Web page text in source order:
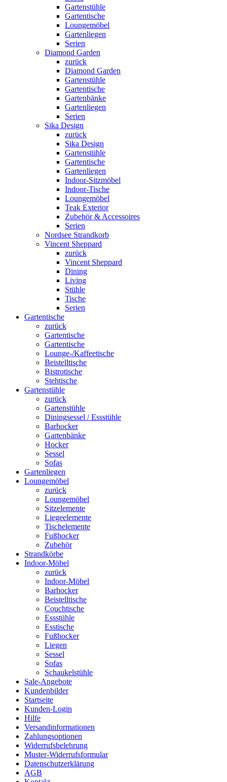
Gartenstühle
Gartentische
Loungemöbel
Gartenliegen
Serien
Diamond Garden
zurück
Diamond Garden
Gartenstühle
Gartentische
Gartenbänke
Gartenliegen
Serien
Sika Design
zurück
Sika Design
Gartenstühle
Gartentische
Gartenliegen
Indoor-Sitzmöbel
Indoor-Tische
Loungemöbel
Teak Exterior
Zubehör & Accessoires
Serien
Nordsee Strandkorb
Vincent Sheppard
zurück
Vincent Sheppard
Dining
Living
Stühle
Tische
Serien
Gartentische
zurück
Gartentische
Gartentische
Lounge-/Kaffeetische
Beistelltische
Bistrotische
Stehtische
Gartenstühle
zurück
Gartenstühle
Diningsessel / Essstühle
Barhocker
Gartenbänke
Hocker
Sessel
Sofas
Gartenliegen
Loungemöbel
zurück
Loungemöbel
Sitzelemente
Liegeelemente
Tischelemente
Fußhocker
Zubehör
Strandkörbe
Indoor-Möbel
zurück
Indoor-Möbel
Barhocker
Beistelltische
Couchtische
Essstühle
Esstische
Fußhocker
Liegen
Sessel
Sofas
Schaukelstühle
Sale-Angebote
Kundenbilder
Startseite
Kunden-Login
Hilfe
Versandinformationen
Zahlungsoptionen
Widerrufsbelehrung
Muster-Widerrufsformular
Datenschutzerklärung
AGB